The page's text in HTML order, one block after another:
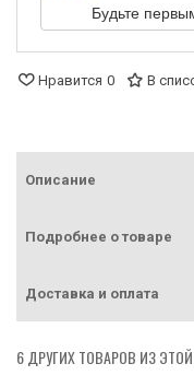
Будьте
Нравится 0 В
Описание
Подробнее о товаре
Доставка и оплата
6 ДРУГИХ ТОВАРОВ ИЗ